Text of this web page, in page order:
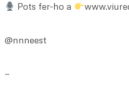
Pots fer-ho a
@nnneest
—